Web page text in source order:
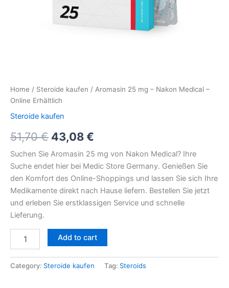
Home / Steroide kaufen / Aromasin 25 mg – Nakon Medical –
Online Erhältlich
Steroide kaufen
51,70€ 43,08€
Suchen Sie Aromasin 25 mg von Nakon Medical? Ihre
Suche endet hier bei Medic Store Germany. Genießen Sie
den Komfort des Online-Shoppings und lassen Sie sich Ihre
Medikamente direkt nach Hause liefern. Bestellen Sie jetzt
und erleben Sie erstklassigen Service und schnelle
Lieferung.
Add to cart
Category: Steroide kaufen Tag: Steroids